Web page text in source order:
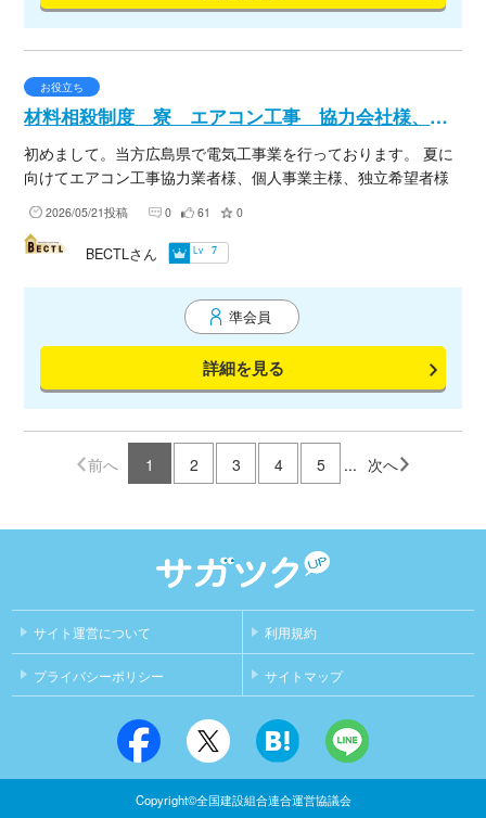
お役立ち
材料相殺制度 寮 エアコン工事 協力会社様、個人事業主様、独立希望者様募集中
初めまして。当方広島県で電気工事業を行っております。 夏に
向けてエアコン工事協力業者様、個人事業主様、独立希望者様
す。 広島から全国まで可能となっておりますので、ご興味あり
ましたらお声掛けください。 これから独立したい、という方の
ざいますので、手持ちの資金や材料が無くても安心です。 今材
料調達困難になってますので、そういった意味でも安心です。
ワンマン、ツーマン、どちらでも可！ 遠方からの方は寮も完備
しておりますので、是非ご一考ください。 機になる事がありま
したら、お気軽にお問い合わせ下さい！
2026/05/21投稿 0 61 0
準会員
詳細を見る
BECTLさん Lv 7
前へ 1 2 3 4 5 ... 次へ
サイト運営について 利用規約
プライバシーポリシー サイトマップ
Copyright©全国建設組合連合運営協議会